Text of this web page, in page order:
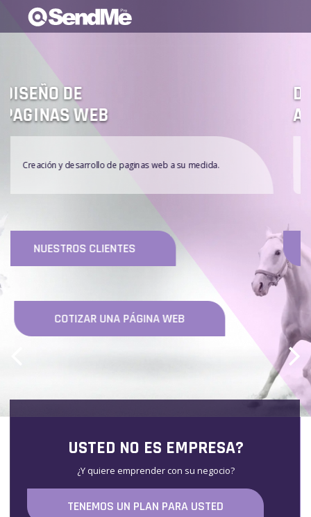
DESARROLLO DE
APPS MÓVILES
Desarrollo de apps móviles [Android, IOS]
NUESTROS CLIENTES
COTICE SU APP
USTED NO ES EMPRESA?
¿Y quiere emprender con su negocio?
TENEMOS UN PLAN PARA USTED